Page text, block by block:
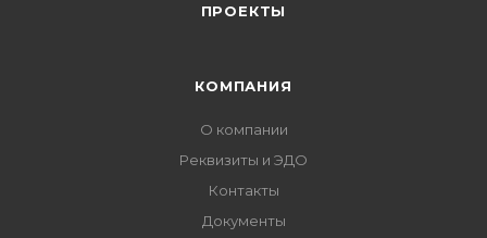
ПРОЕКТЫ
КОМПАНИЯ
О компании
Реквизиты и ЭДО
Контакты
Документы